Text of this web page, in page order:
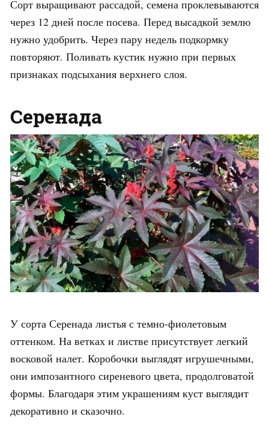
Сорт выращивают рассадой, семена проклевываются
через 12 дней после посева. Перед высадкой землю
нужно удобрить. Через пару недель подкормку
повторяют. Поливать кустик нужно при первых
признаках подсыхания верхнего слоя.
Серенада
У сорта Серенада листья с темно-фиолетовым
оттенком. На ветках и листве присутствует легкий
восковой налет. Коробочки выглядят игрушечными,
они импозантного сиреневого цвета, продолговатой
формы. Благодаря этим украшениям куст выглядит
декоративно и сказочно.